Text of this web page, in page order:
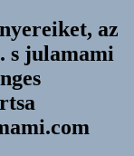
az
s julamami